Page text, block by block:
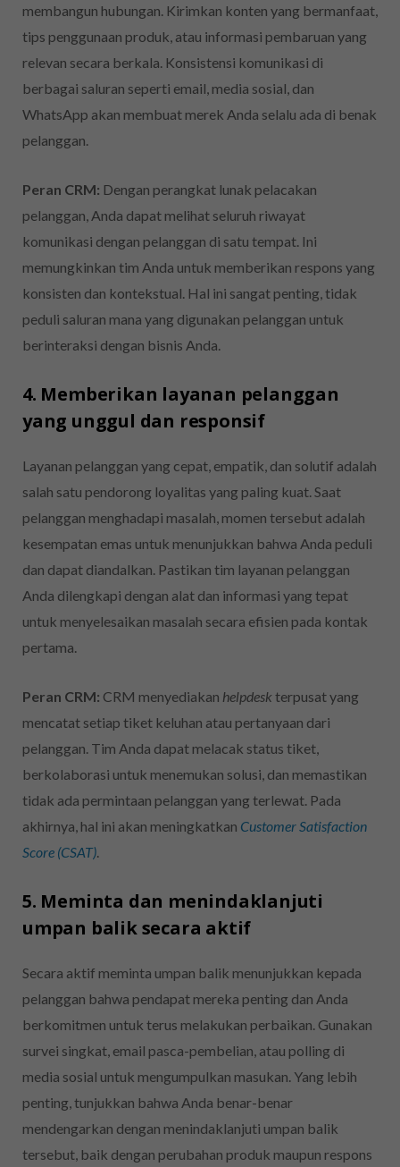
membangun hubungan. Kirimkan konten yang bermanfaat,
tips penggunaan produk, atau informasi pembaruan yang
relevan secara berkala. Konsistensi komunikasi di
berbagai saluran seperti email, media sosial, dan
WhatsApp akan membuat merek Anda selalu ada di benak
pelanggan.
Peran CRM: Dengan perangkat lunak pelacakan
pelanggan, Anda dapat melihat seluruh riwayat
komunikasi dengan pelanggan di satu tempat. Ini
memungkinkan tim Anda untuk memberikan respons yang
konsisten dan kontekstual. Hal ini sangat penting, tidak
peduli saluran mana yang digunakan pelanggan untuk
berinteraksi dengan bisnis Anda.
4. Memberikan layanan pelanggan
yang unggul dan responsif
Layanan pelanggan yang cepat, empatik, dan solutif adalah
salah satu pendorong loyalitas yang paling kuat. Saat
pelanggan menghadapi masalah, momen tersebut adalah
kesempatan emas untuk menunjukkan bahwa Anda peduli
dan dapat diandalkan. Pastikan tim layanan pelanggan
Anda dilengkapi dengan alat dan informasi yang tepat
untuk menyelesaikan masalah secara efisien pada kontak
pertama.
Peran CRM: CRM menyediakan helpdesk terpusat yang
mencatat setiap tiket keluhan atau pertanyaan dari
pelanggan. Tim Anda dapat melacak status tiket,
berkolaborasi untuk menemukan solusi, dan memastikan
tidak ada permintaan pelanggan yang terlewat. Pada
akhirnya, hal ini akan meningkatkan Customer Satisfaction
Score (CSAT).
5. Meminta dan menindaklanjuti
umpan balik secara aktif
Secara aktif meminta umpan balik menunjukkan kepada
pelanggan bahwa pendapat mereka penting dan Anda
berkomitmen untuk terus melakukan perbaikan. Gunakan
survei singkat, email pasca-pembelian, atau polling di
media sosial untuk mengumpulkan masukan. Yang lebih
penting, tunjukkan bahwa Anda benar-benar
mendengarkan dengan menindaklanjuti umpan balik
tersebut, baik dengan perubahan produk maupun respons